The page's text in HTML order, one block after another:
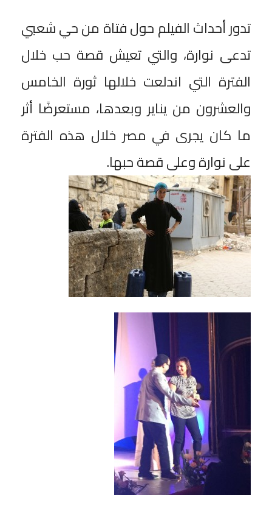
تدور أحداث الفيلم حول فتاة من حي شعبي
تدعى نوارة، والتي تعيش قصة حب خلال
الفترة التي اندلعت خلالها ثورة الخامس
والعشرون من يناير وبعدها، مستعرضًا أثر
ما كان يجرى في مصر خلال هذه الفترة
على نوارة وعلى قصة حبها.